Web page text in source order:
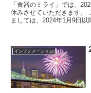
「食器のミライ」では、
休みさせていただきます。
ましては、2024年1月9日以
インフォメーション